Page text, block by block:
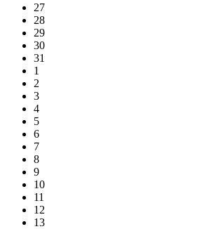
27
28
29
30
31
1
2
3
4
5
6
7
8
9
10
11
12
13